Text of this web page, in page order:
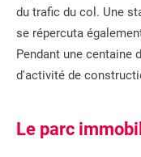
du trafic du col. Une
se répercuta
Pendant une centaine
d'activité de
Le parc